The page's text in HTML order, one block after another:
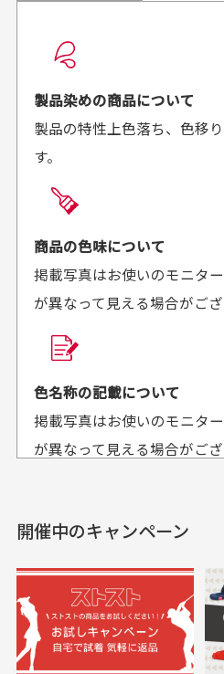
良かった！
がとうございます。丁寧
に梱包されていて、商品
の状態も良好でした。気
があればよろしくお願い
セールかつポイント
も使えて、お得に購
入出来ました
セールかつポイントも使
満足です。
お届け希望日時をご指定頂け
ご注文時にご指定下さい。
商品の受け渡しは、ゆうパ
頂いております。
商品購入からどれくらい
か？
平日午前9時までのご注文で
せて頂いております。
送料はいくらかかります
何点ご購入頂いた場合も全
いております。(1配送先に
また5,000円(税込)以上お買
料無料となります。
製品染めの商品について
製品の特性上色落ち、色移
す。
商品の色味について
掲載写真はお使いのモニタ
が異なって見える場合がござ
色名称の記載について
掲載写真はお使いのモニタ
が異なって見える場合がござ
実寸サイズについて
一点一点手作業で計測して
差が生じる場合がございま
開催中のキャンペーン